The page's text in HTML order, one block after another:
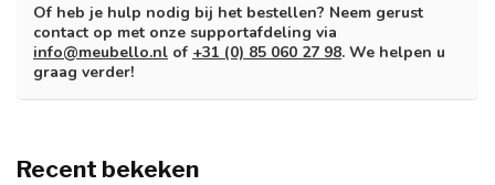
Of heb je hulp nodig bij het bestellen? Neem gerust
contact op met onze supportafdeling via
info@meubello.nl of +31 (0) 85 060 27 98. We helpen u
graag verder!
Recent bekeken